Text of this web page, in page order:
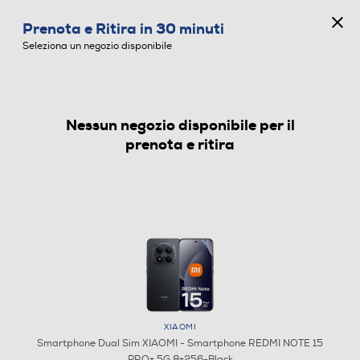
SMARTPHONE DUAL SIM
Prenota e Ritira in 30 minuti
Seleziona un negozio disponibile
Nessun negozio disponibile per il
prenota e ritira
XIAOMI
Smartphone Dual Sim XIAOMI - Smartphone REDMI NOTE 15